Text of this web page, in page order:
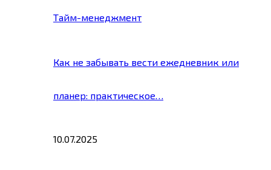
Тайм-менеджмент
Как не забывать вести ежедневник или
планер: практическое…
10.07.2025